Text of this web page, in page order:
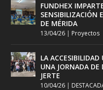
FUNDHEX
SENSIBILIZACIÓN
DE MÉRIDA
13/04/26 | Proyectos
LA
UNA JORNADA DE
JERTE
10/04/26 |